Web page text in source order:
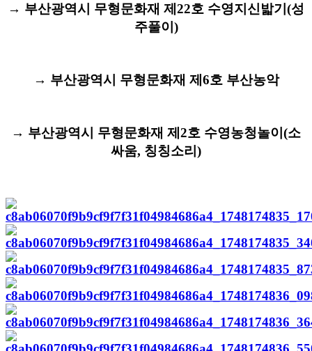
→ 부산광역시 무형문화재 제22호 수영지신밟기(성
주풀이)
→ 부산광역시 무형문화재 제6호 부산농악
→ 부산광역시 무형문화재 제2호 수영농청놀이(소
싸움, 칭칭소리)